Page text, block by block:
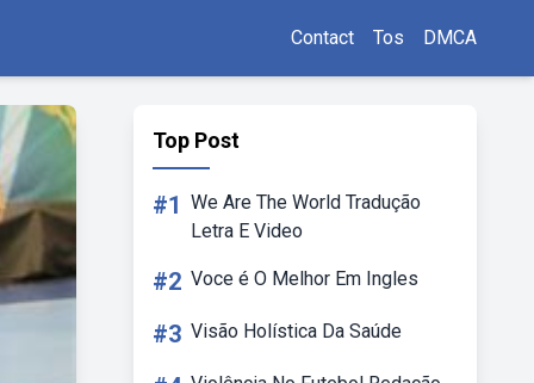
Contact Tos DMCA
Top Post
#1 We Are The World Tradução
Letra E Video
#2 Voce é O Melhor Em Ingles
#3 Visão Holística Da Saúde